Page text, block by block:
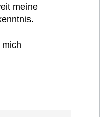
meine